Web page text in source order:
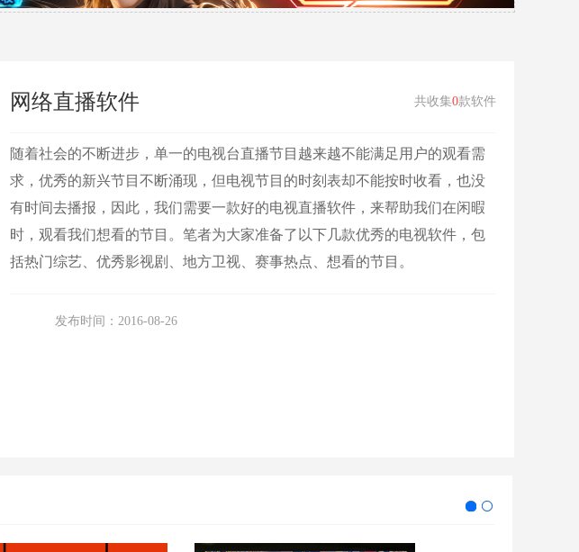
共收集0款软件
网络直播软件
随着社会的不断进步，单一的电视台直播节目越来越不能满足用户的观看需
求，优秀的新兴节目不断涌现，但电视节目的时刻表却不能按时收看，也没
有时间去播报，因此，我们需要一款好的电视直播软件，来帮助我们在闲暇
时，观看我们想看的节目。笔者为大家准备了以下几款优秀的电视软件，包
括热门综艺、优秀影视剧、地方卫视、赛事热点、想看的节目。
发布时间：2016-08-26